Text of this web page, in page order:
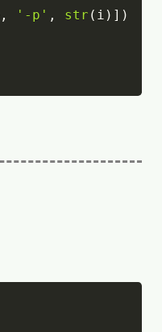
, '-p' , str ( i ) ] )